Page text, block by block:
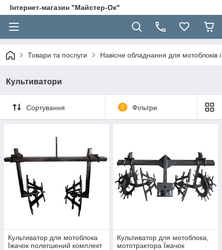
Інтернет-магазин "Майстер-Ок"
Товари та послуги Навісне обладнання для мотоблоків і
Культиватори
Сортування 0 Фільтри
Культиватор для мотоблока
Їжачок полегшений комплект
Культиватор для мотоблока,
мототрактора Їжачок